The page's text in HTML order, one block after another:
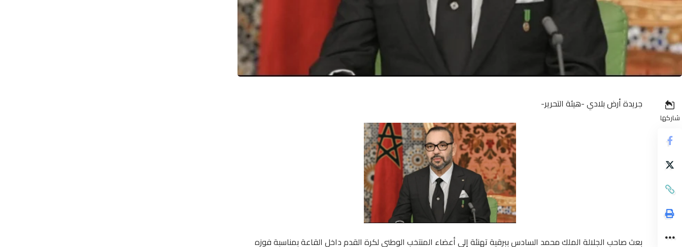
شاركها
جريدة أرض بلادي -هيئة التحرير-
بعث صاحب الجلالة الملك محمد السادس ببرقية تهنئة إلى أعضاء المنتخب الوطني لكرة القدم داخل القاعة بمناسبة فوزه